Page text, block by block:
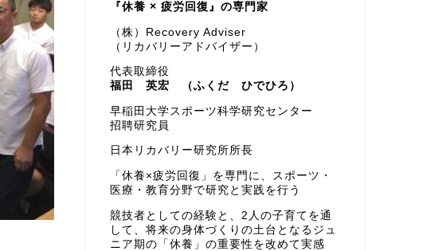
『休養 × 疲労回復』の専門家
（株）Recovery Adviser
（リカバリーアドバイザー）
代表取締役
福田 英宏 （ふくだ ひでひろ）
早稲田大学スポーツ科学研究センター
招聘研究員
日本リカバリー研究所所長
「休養×疲労回復」を専門に、スポーツ・
医療・教育分野で研究と実践を行う
競技者としての経験と、2人の子育てを通
して、将来の身体づくりの土台となるジュ
ニア期の「休養」の重要性を改めて実感